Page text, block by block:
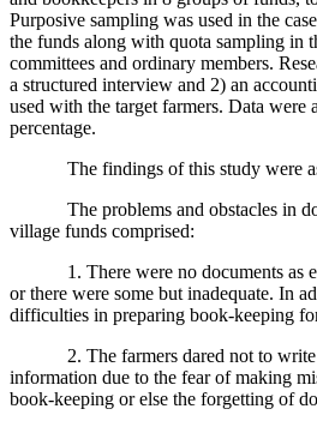
Purposive sampling was used in the
the funds along with quota sampling in
committees and ordinary members.
a structured interview and 2) an
used with the target farmers. Data were
percentage.
The findings of this study were
The problems and obstacles in
village funds comprised:
1. There were no documents as
or there were some but inadequate. In
difficulties in preparing book-keeping
2. The farmers dared not to write
information due to the fear of making
book-keeping or else the forgetting of